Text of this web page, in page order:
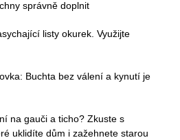
správně doplnit
listy okurek. Využijte
Buchta bez válení a kynutí je
na gauči a ticho? Zkuste s
uklidíte dům i zažehnete starou